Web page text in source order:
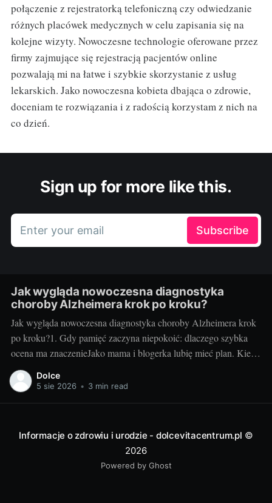
połączenie z rejestratorką telefoniczną czy odwiedzanie
różnych placówek medycznych w celu zapisania się na
kolejne wizyty. Nowoczesne technologie oferowane przez
firmy zajmujące się rejestracją pacjentów online
pozwalają mi na łatwe i szybkie skorzystanie z usług
lekarskich. Jako nowoczesna kobieta dbająca o zdrowie,
doceniam te rozwiązania i z radością korzystam z nich na
co dzień.
Sign up for more like this.
Enter your email Subscribe
Jak wygląda nowoczesna diagnostyka
choroby Alzheimera krok po kroku?
Jak wygląda nowoczesna diagnostyka choroby Alzheimera krok
po kroku?1. Gdy pamięć zaczyna niepokoić: dlaczego szybka
ocena ma znaczenieJako mama i blogerka lubię mieć plan. Kiedy
u mojej cioci zaczęły się „drobne” zgubienia terminów i
powtarzanie tych samych pytań, myślałam: zmęczenie, stres. Ale
Dolce
5 sie 2026 • 3 min read
Informacje o zdrowiu i urodzie - dolcevitacentrum.pl ©
2026
Powered by Ghost